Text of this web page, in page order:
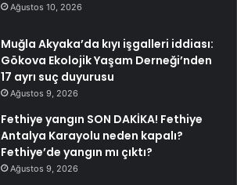
Ağustos 10, 2026
Muğla Akyaka’da kıyı işgalleri iddiası:
Gökova Ekolojik Yaşam Derneği’nden
17 ayrı suç duyurusu
Ağustos 9, 2026
Fethiye yangın SON DAKİKA! Fethiye
Antalya Karayolu neden kapalı?
Fethiye’de yangın mı çıktı?
Ağustos 9, 2026